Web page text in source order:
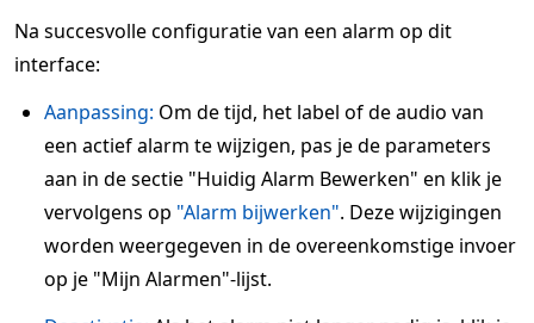
Na succesvolle configuratie van een alarm op dit
interface:
Aanpassing: Om de tijd, het label of de audio van
een actief alarm te wijzigen, pas je de parameters
aan in de sectie "Huidig Alarm Bewerken" en klik je
vervolgens op "Alarm bijwerken". Deze wijzigingen
worden weergegeven in de overeenkomstige invoer
op je "Mijn Alarmen"-lijst.